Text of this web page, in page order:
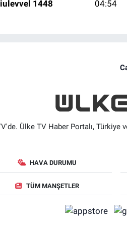
1448 04:54
Ülke TV Haber Portalı,
HAVA DURUMU
TÜM MANŞETLER